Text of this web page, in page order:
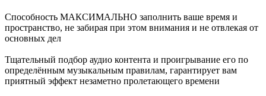
Способность МАКСИМАЛЬНО заполнить ваше время и
пространство, не забирая при этом внимания и не отвлекая от
основных дел
Тщательный подбор аудио контента и проигрывание его по
определённым музыкальным правилам, гарантирует вам
приятный эффект незаметно пролетающего времени